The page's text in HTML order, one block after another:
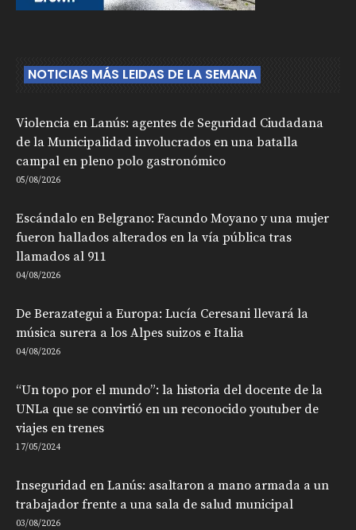
NOTICIAS MÁS LEIDAS DE LA SEMANA
Violencia en Lanús: agentes de Seguridad Ciudadana
de la Municipalidad involucrados en una batalla
campal en pleno polo gastronómico
05/08/2026
Escándalo en Belgrano: Facundo Moyano y una mujer
fueron hallados alterados en la vía pública tras
llamados al 911
04/08/2026
De Berazategui a Europa: Lucía Ceresani llevará la
música surera a los Alpes suizos e Italia
04/08/2026
“Un topo por el mundo”: la historia del docente de la
UNLa que se convirtió en un reconocido youtuber de
viajes en trenes
17/05/2024
Inseguridad en Lanús: asaltaron a mano armada a un
trabajador frente a una sala de salud municipal
03/08/2026